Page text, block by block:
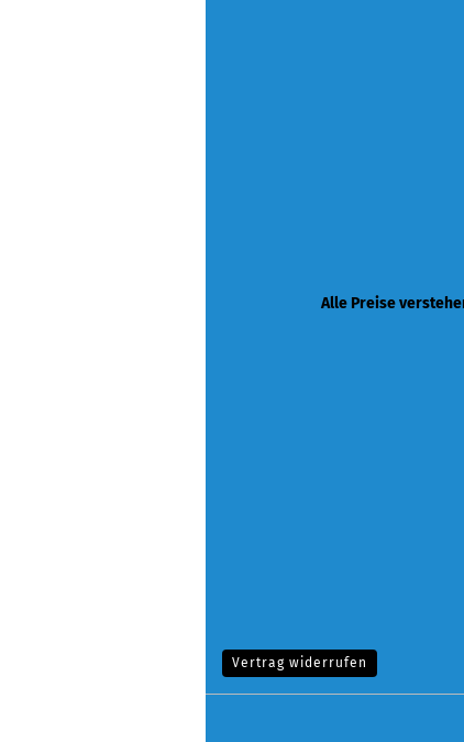
Alle Preise
Vertrag widerrufen